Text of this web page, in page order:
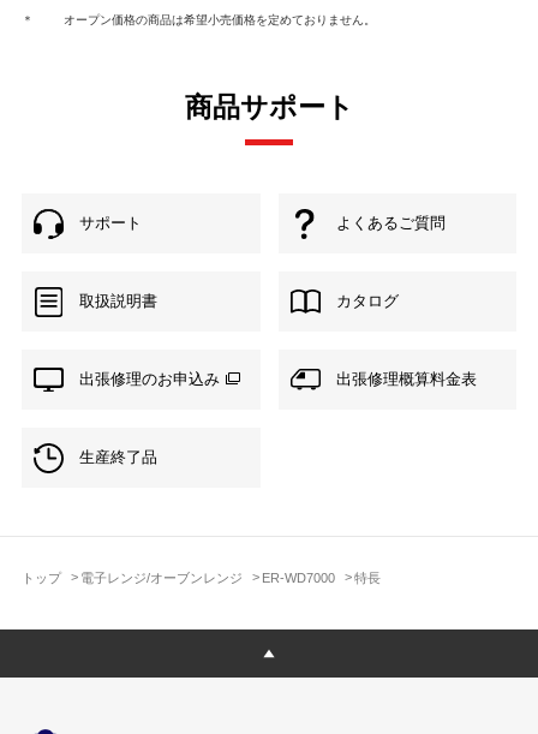
トップ 電子レンジ/オーブンレンジ ER-WD7000 特長
＊ オープン価格の商品は希望小売価格を定めておりません。
商品サポート
サポート よくあるご質問
取扱説明書 カタログ
出張修理のお申込み 出張修理概算料金表
生産終了品